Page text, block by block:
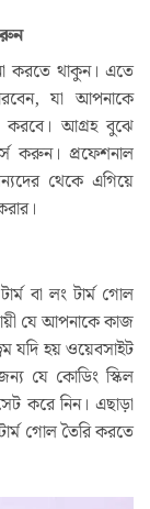
করতে থাকুন। এতে
যা আপনাকে
করবে। আগ্রহ বুঝে
করুন। প্রফেশনাল
থেকে এগিয়ে
বা লং টার্ম গোল
যে আপনাকে কাজ
যদি হয় ওয়েবসাইট
যে কোডিং স্কিল
করে নিন। এছাড়া
গোল তৈরি করতে